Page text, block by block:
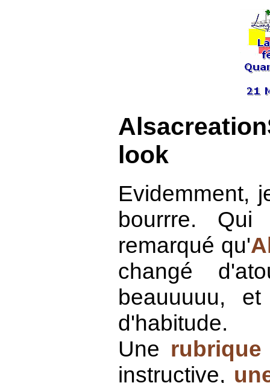
look
Evidemment,
bourrre.
remarqué qu'
changé
beauuuuu,
d'habitude.
Une
instructive,